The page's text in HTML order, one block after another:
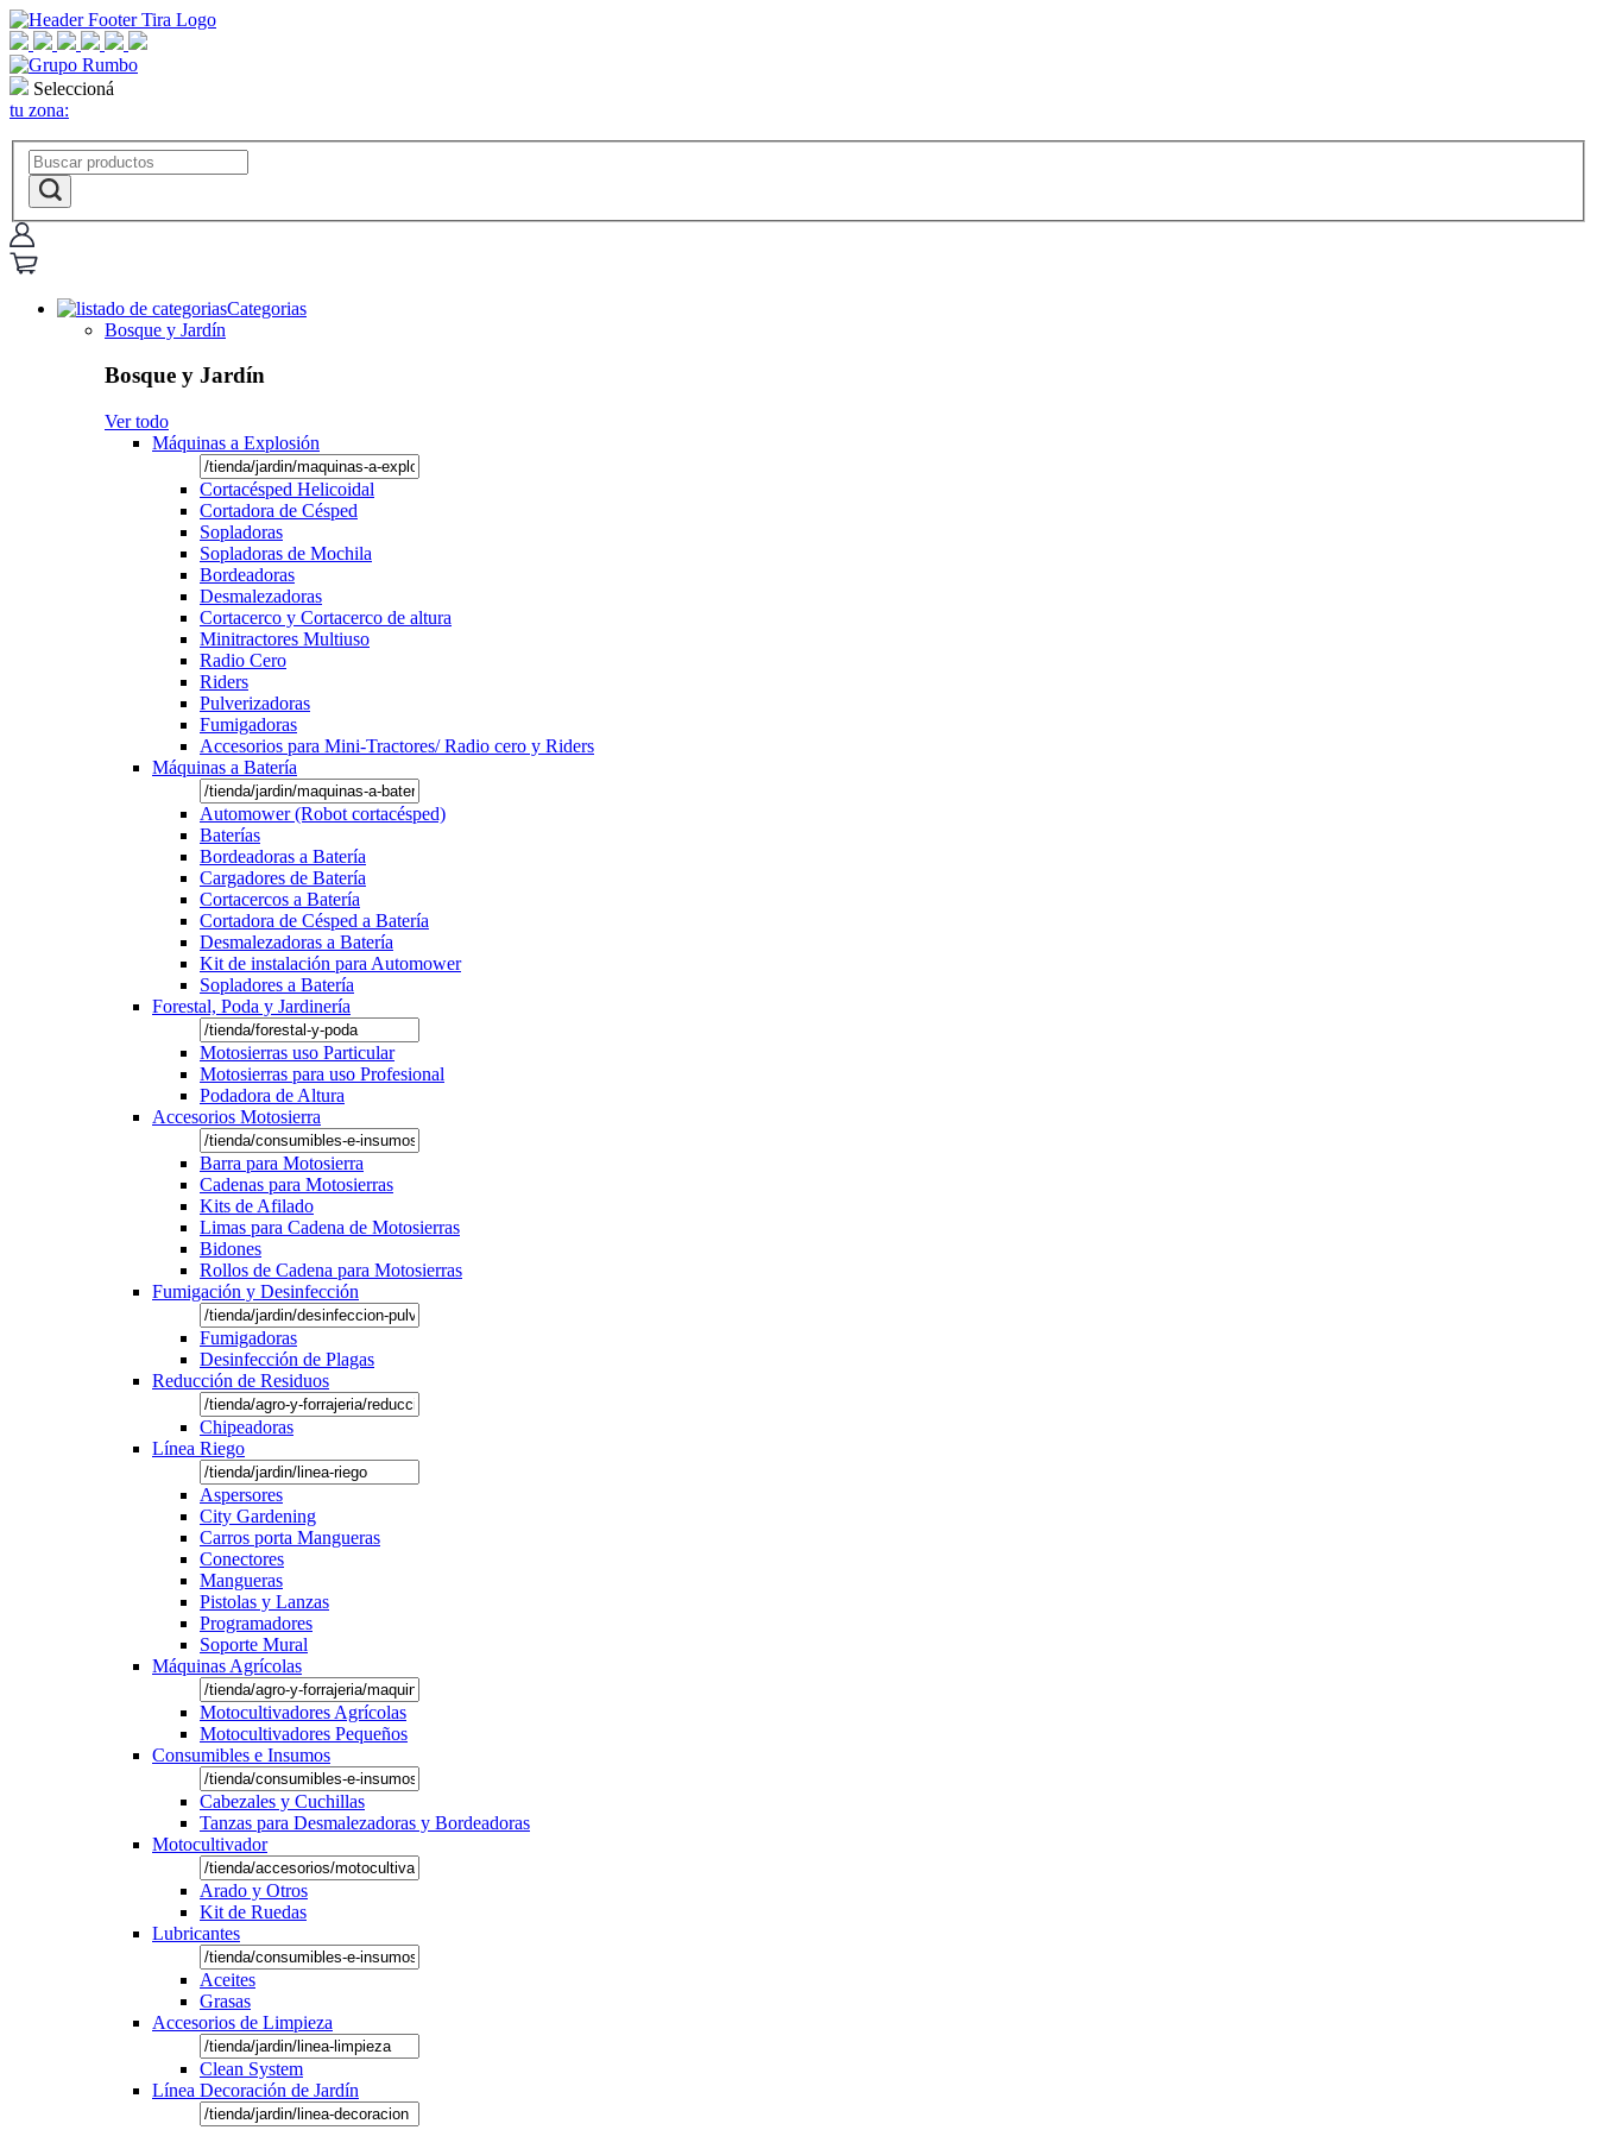
Seleccioná
tu zona:
Categorias
Bosque y Jardín
Bosque y Jardín
Ver todo
Máquinas a Explosión
Cortacésped Helicoidal
Cortadora de Césped
Sopladoras
Sopladoras de Mochila
Bordeadoras
Desmalezadoras
Cortacerco y Cortacerco de altura
Minitractores Multiuso
Radio Cero
Riders
Pulverizadoras
Fumigadoras
Accesorios para Mini-Tractores/ Radio cero y Riders
Máquinas a Batería
Automower (Robot cortacésped)
Baterías
Bordeadoras a Batería
Cargadores de Batería
Cortacercos a Batería
Cortadora de Césped a Batería
Desmalezadoras a Batería
Kit de instalación para Automower
Sopladores a Batería
Forestal, Poda y Jardinería
Motosierras uso Particular
Motosierras para uso Profesional
Podadora de Altura
Accesorios Motosierra
Barra para Motosierra
Cadenas para Motosierras
Kits de Afilado
Limas para Cadena de Motosierras
Bidones
Rollos de Cadena para Motosierras
Fumigación y Desinfección
Fumigadoras
Desinfección de Plagas
Reducción de Residuos
Chipeadoras
Línea Riego
Aspersores
City Gardening
Carros porta Mangueras
Conectores
Mangueras
Pistolas y Lanzas
Programadores
Soporte Mural
Máquinas Agrícolas
Motocultivadores Agrícolas
Motocultivadores Pequeños
Consumibles e Insumos
Cabezales y Cuchillas
Tanzas para Desmalezadoras y Bordeadoras
Motocultivador
Arado y Otros
Kit de Ruedas
Lubricantes
Aceites
Grasas
Accesorios de Limpieza
Clean System
Línea Decoración de Jardín